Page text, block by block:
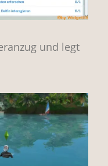
und legt